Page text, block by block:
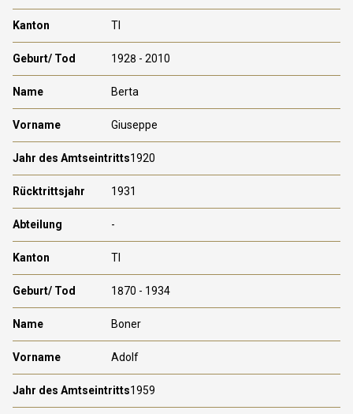
TI
1928 - 2010
Berta
Giuseppe
1920
1931
-
TI
1870 - 1934
Boner
Adolf
1959